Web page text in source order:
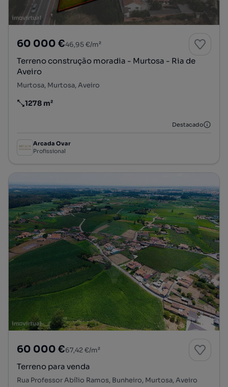
60 000 €46,95 €/m²
Terreno construção moradia - Murtosa - Ria de
Aveiro
Murtosa, Murtosa, Aveiro
Preço por metro quadrado
1278 m²
Destacado
Arcada Ovar
Profissional
60 000 €67,42 €/m²
Terreno para venda
Rua Professor Abílio Ramos, Bunheiro, Murtosa, Aveiro